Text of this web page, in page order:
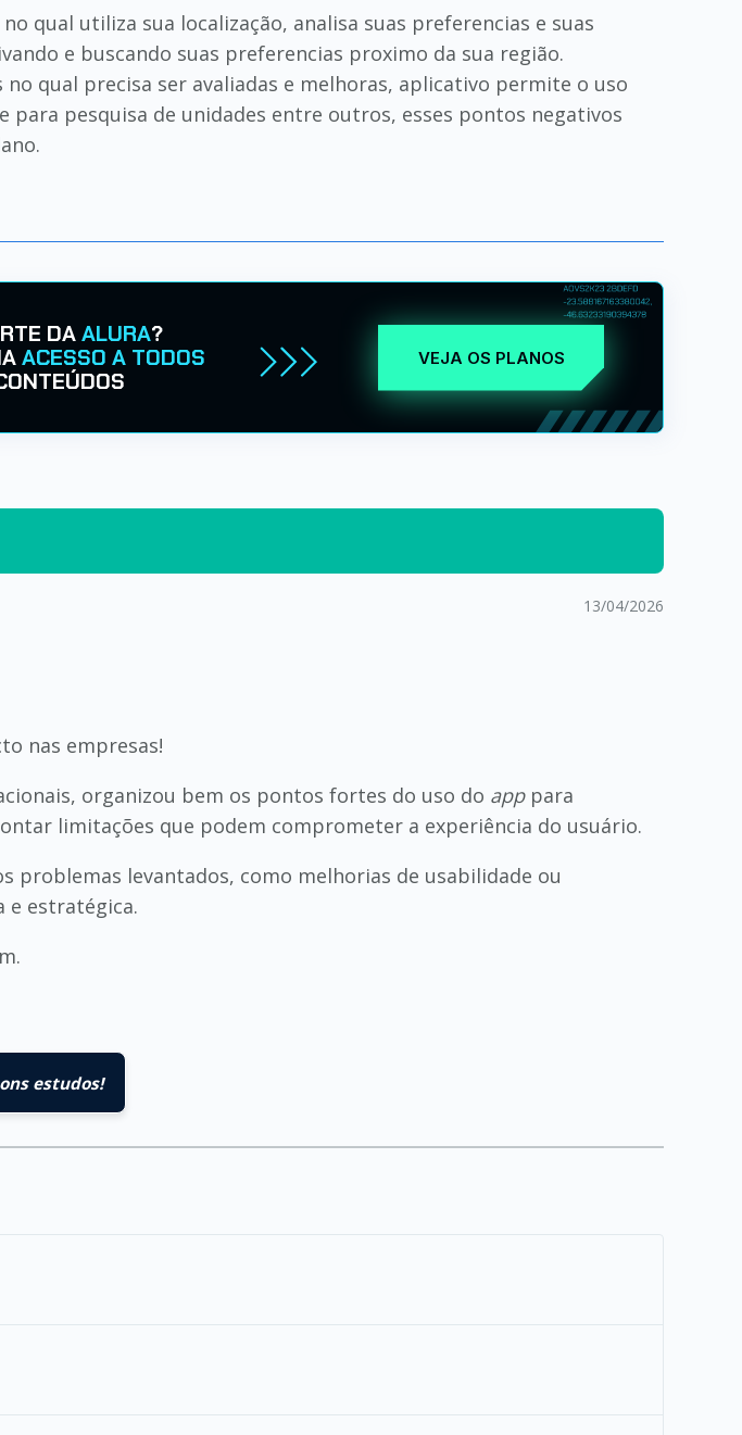
qual utiliza sua localização, analisa suas preferencias e suas
e buscando suas preferencias proximo da sua região.
qual precisa ser avaliadas e melhoras, aplicativo permite o uso
pesquisa de unidades entre outros, esses pontos negativos
DAALURA?
ACESSO A TODOS
VEJA OS PLANOS
13/04/2026
nas empresas!
organizou bem os pontos fortes do uso do apppara
limitações que podem comprometer a experiência do usuário.
problemas levantados, como melhorias de usabilidade ou
e estratégica.
estudos!